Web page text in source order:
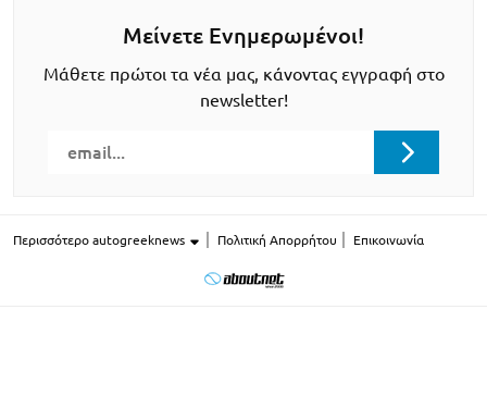
Μείνετε Ενημερωμένοι!
Μάθετε πρώτοι τα νέα μας, κάνοντας εγγραφή στο
newsletter!
Περισσότερο autogreeknews Πολιτική Απορρήτου Επικοινωνία